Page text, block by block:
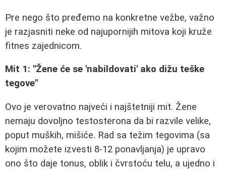
Pre nego što pređemo na konkretne vežbe, važno
je razjasniti neke od najupornijih mitova koji kruže
fitnes zajednicom.
Mit 1: "Žene će se 'nabildovati' ako dižu teške
tegove"
Ovo je verovatno najveći i najštetniji mit. Žene
nemaju dovoljno testosterona da bi razvile velike,
poput muških, mišiće. Rad sa težim tegovima (sa
kojim možete izvesti 8-12 ponavljanja) je upravo
ono što daje tonus, oblik i čvrstoću telu, a ujedno i